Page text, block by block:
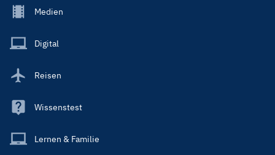
Footer
Main
Medien
Digital
Reisen
Wissenstest
Lernen & Familie